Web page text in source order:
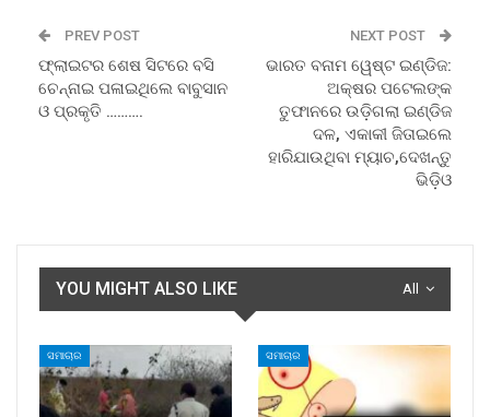
PREV POST
ଫ୍ଲାଇଟର ଶେଷ ସିଟରେ ବସି
ଚେନ୍ନାଇ ପଳାଇଥିଲେ ବାବୁସାନ
ଓ ପ୍ରକୃତି ……….
NEXT POST
ଭାରତ ବନାମ ୱେଷ୍ଟ ଇଣ୍ଡିଜ:
ଅକ୍ଷର ପଟେଲଙ୍କ
ତୁଫାନରେ ଉଡ଼ିଗଲା ଇଣ୍ଡିଜ
ଦଳ, ଏକାକୀ ଜିତାଇଲେ
ହାରିଯାଉଥିବା ମ୍ୟାଚ,ଦେଖନ୍ତୁ
ଭିଡ଼ିଓ
All
YOU MIGHT ALSO LIKE
ସମାଚାର ସମାଚାର